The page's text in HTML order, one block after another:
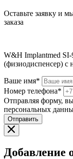
Оставьте заявку и
заказа
W&H Implantmed
(физиодиспенсер) с
Ваше имя*
Номер телефона*
Отправляя форму,
персональных
Отправить
Добавление